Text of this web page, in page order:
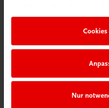
Nur
mehr
TRAUNER Verlag